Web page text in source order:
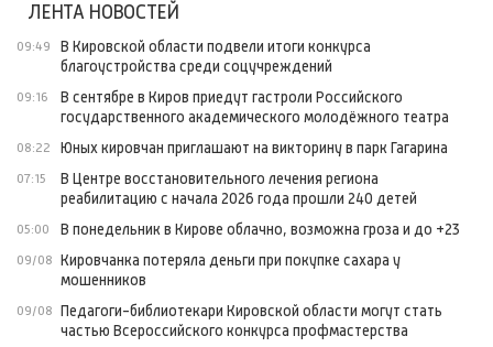
ЛЕНТА НОВОСТЕЙ
09:49
В Кировской области подвели итоги конкурса
благоустройства среди соцучреждений
09:16
В сентябре в Киров приедут гастроли Российского
государственного академического молодёжного театра
08:22 Юных кировчан приглашают на викторину в парк Гагарина
07:15
В Центре восстановительного лечения региона
реабилитацию с начала 2026 года прошли 240 детей
05:00 В понедельник в Кирове облачно, возможна гроза и до +23
09/08 Кировчанка потеряла деньги при покупке сахара у
мошенников
09/08 Педагоги-библиотекари Кировской области могут стать
частью Всероссийского конкурса профмастерства